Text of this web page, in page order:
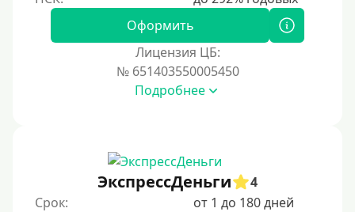
Оформить
Лицензия ЦБ:
№ 651403550005450
Подробнее
ЭкспрессДеньги
4
Срок:
от 1 до 180 дней